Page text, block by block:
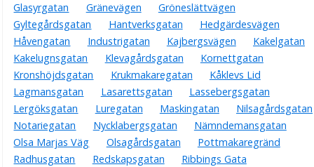
Glasyrgatan
Gränevägen
Gröneslättvägen
Gyltegårdsgatan
Hantverksgatan
Hedgärdesvägen
Håvengatan
Industrigatan Kajbergsvägen
Kakelgatan
Kakelugnsgatan
Klevagårdsgatan
Kornettgatan
Kronshöjdsgatan
Krukmakaregatan
Kåklevs Lid
Lagmansgatan
Lasarettsgatan
Lassebergsgatan
Lergöksgatan
Luregatan Maskingatan
Nilsagårdsgatan
Notariegatan
Nycklabergsgatan
Nämndemansgatan
Olsa Marjas Väg
Olsagårdsgatan
Pottmakaregränd
Radhusgatan
Redskapsgatan
Ribbings Gata